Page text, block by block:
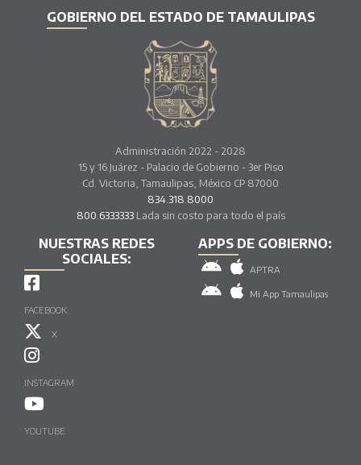
GOBIERNO DEL ESTADO DE TAMAULIPAS
Administración 2022 - 2028
15 y 16 Juárez - Palacio de Gobierno - 3er Piso
Cd. Victoria, Tamaulipas, México CP 87000
834.318.8000
800.6333333Lada sin costo para todo el país
NUESTRAS REDES
SOCIALES:
FACEBOOK
X
INSTAGRAM
YOUTUBE
APPS DE GOBIERNO:
APTRA
Mi App Tamaulipas